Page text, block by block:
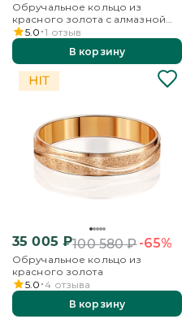
Обручальное кольцо из
красного золота с алмазной
гранью
5.0 1 отзыв
В корзину
35 005 ₽100 580₽-65%
Обручальное кольцо из
красного золота
5.0 4 отзыва
В корзину